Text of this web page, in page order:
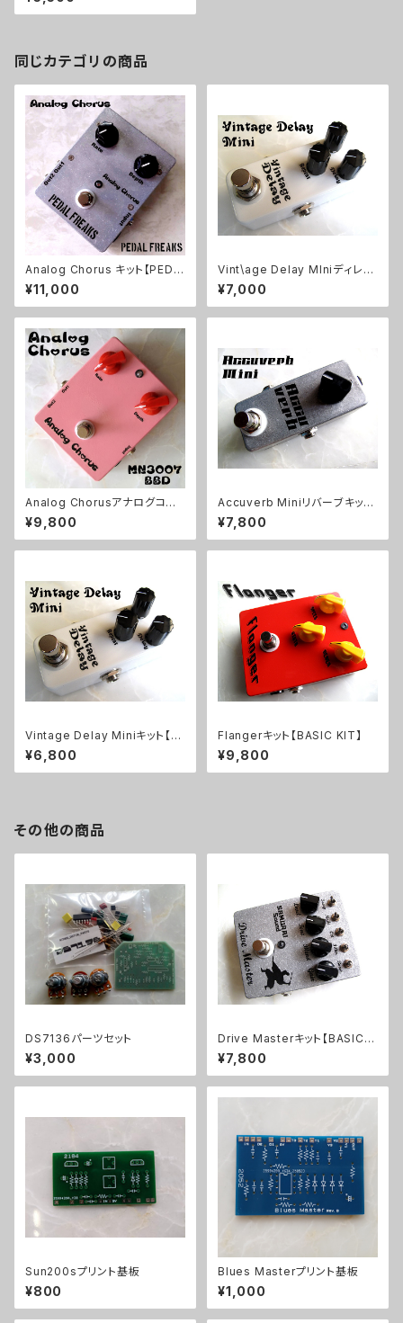
同じカテゴリの商品
Analog Chorus キット【PEDA
L FREAKS】
¥11,000
Vint\age Delay MIniディレイ
キット【BASIC KIT】
¥7,000
Analog Chorusアナログコー
ラスキット【BASIC KIT】
¥9,800
Accuverb Miniリバーブキット
【BASIC KIT】
¥7,800
Vintage Delay Miniキット【B
ASIC KIT】
¥6,800
Flangerキット【BASIC KIT】
¥9,800
その他の商品
DS7136パーツセット
¥3,000
Drive Masterキット【BASIC K
IT】
¥7,800
Sun200sプリント基板
¥800
Blues Masterプリント基板
¥1,000